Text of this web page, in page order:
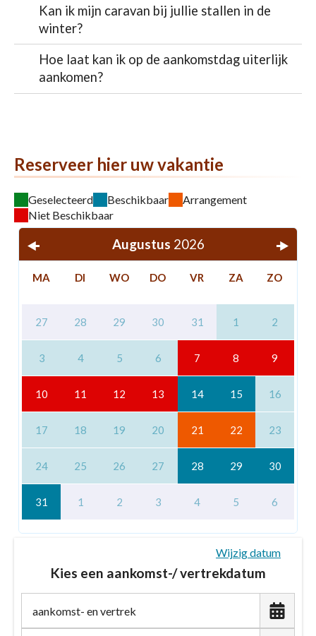
Kan ik mijn caravan bij jullie stallen in de
winter?
Hoe laat kan ik op de aankomstdag uiterlijk
aankomen?
Reserveer hier uw vakantie
Geselecteerd Beschikbaar
Arrangement
Niet Beschikbaar
Augustus 2026
MA DI WO DO VR ZA ZO
27 28 29 30 31 1 2
3 4 5 6 7 8 9
10 11 12 13 14 15 16
17 18 19 20 21 22 23
24 25 26 27 28 29 30
31 1 2 3 4 5 6
Wijzig datum
Kies een aankomst-/ vertrekdatum